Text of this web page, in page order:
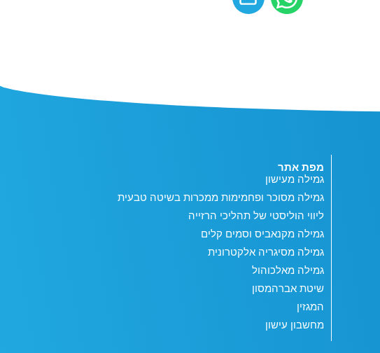
מפת אתר
גמילה מעישון
גמילה מסוכר ופחמימות ממכרות בשיטה טבעית
ליווי הוליסטי של תהליכי הרזייה
גמילה מקנאביס וסמים קלים
גמילה מסיגריה אלקטרונית
גמילה מאלכוהול
שיטת אברהמסון
המגזין
מחשבון עישון